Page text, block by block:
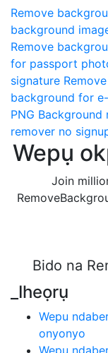
Remove
background
Remove
for passport
signature
background for
PNG Background
remover no
Wepụ
Join
Bido na
_Iheọrụ
Wepu
onyonyo